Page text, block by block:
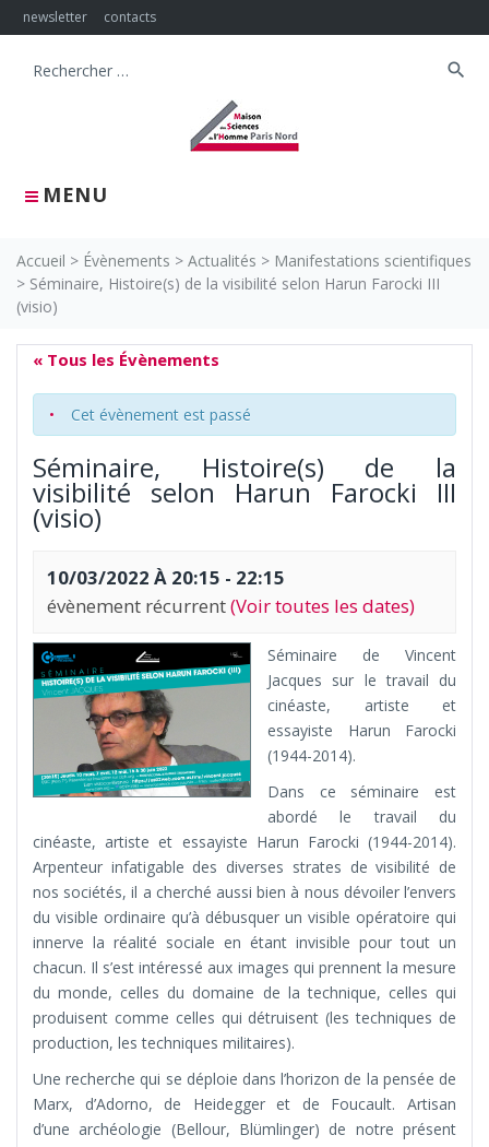
Skip
to
newsletter contacts
MENU
Search
search
Accueil > Évènements > Actualités > Manifestations scientifiques
> Séminaire, Histoire(s) de la visibilité selon Harun Farocki III
(visio)
« Tous les Évènements
Cet évènement est passé
Séminaire, Histoire(s) de la
visibilité selon Harun Farocki III
(visio)
10/03/2022 À 20:15 - 22:15
évènement récurrent(Voir toutes les dates)
Séminaire de Vincent
Jacques sur le travail du
cinéaste, artiste et
essayiste Harun Farocki
(1944-2014).
Dans ce séminaire est
abordé le travail du
cinéaste, artiste et essayiste Harun Farocki (1944-2014).
Arpenteur infatigable des diverses strates de visibilité de
nos sociétés, il a cherché aussi bien à nous dévoiler l’envers
du visible ordinaire qu’à débusquer un visible opératoire qui
innerve la réalité sociale en étant invisible pour tout un
chacun. Il s’est intéressé aux images qui prennent la mesure
du monde, celles du domaine de la technique, celles qui
produisent comme celles qui détruisent (les techniques de
production, les techniques militaires).
Une recherche qui se déploie dans l’horizon de la pensée de
Marx, d’Adorno, de Heidegger et de Foucault. Artisan
d’une archéologie (Bellour, Blümlinger) de notre présent